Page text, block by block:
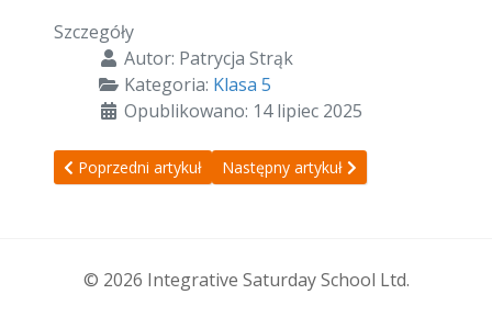
Szczegóły
Autor: Patrycja Strąk
Kategoria: Klasa 5
Opublikowano: 14 lipiec 2025
Poprzedni artykuł: Zajęcia 20/09/25
Poprzedni artykuł Następny artykuł: Zajęcia 21/05/25
Następny artykuł
© 2026 Integrative Saturday School Ltd.